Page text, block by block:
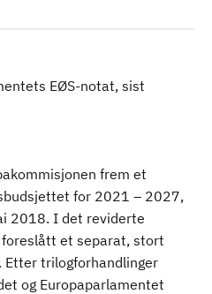
EØS-notat, sist
frem et
for 2021 – 2027,
2018. I det reviderte
et separat, stort
Etter trilogforhandlinger
og Europaparlamentet